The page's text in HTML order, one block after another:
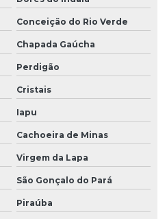
Conceição do Rio Verde
Chapada Gaúcha
Perdigão
Cristais
Iapu
Cachoeira de Minas
Virgem da Lapa
São Gonçalo do Pará
Piraúba